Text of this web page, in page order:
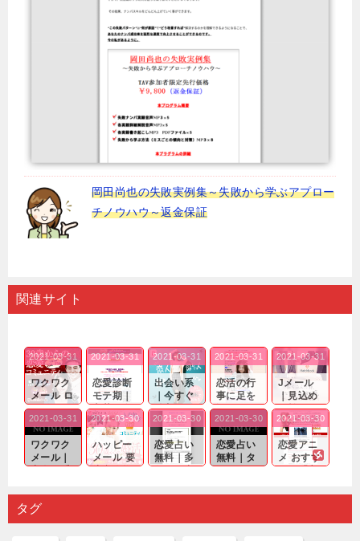
岡田尚也の失敗実例集～失敗から学ぶアプロー
チノウハウ～返金保証
関連サイト
ワクワク
メール ロ
グイン pc
｜心の底
から真
剣...
2021-03-31
恋愛診断
モテ期｜
老若男女
問わ
ず…。
2021-03-31
出会い系
｜今すぐ
仲良くな
れる相手
探しをし
たいと...
2021-03-31
恋活の行
事に足を
運んでも
出会いの
チャンス
が訪れ...
2021-03-31
Jメール
｜見込め
る効果が
確実なも
のであっ
ても…...
2021-03-31
ワクワク
メール｜
り会った
人に軽...
2021-03-31
ハッピー
メール 要
するので
2021-03-30
恋愛占い
無料｜多
プリの内
2021-03-30
恋愛占い
無料｜タ
る人に恋
2021-03-30
恋愛アニ
メ おすす
雑で素人
2021-03-30
タグ